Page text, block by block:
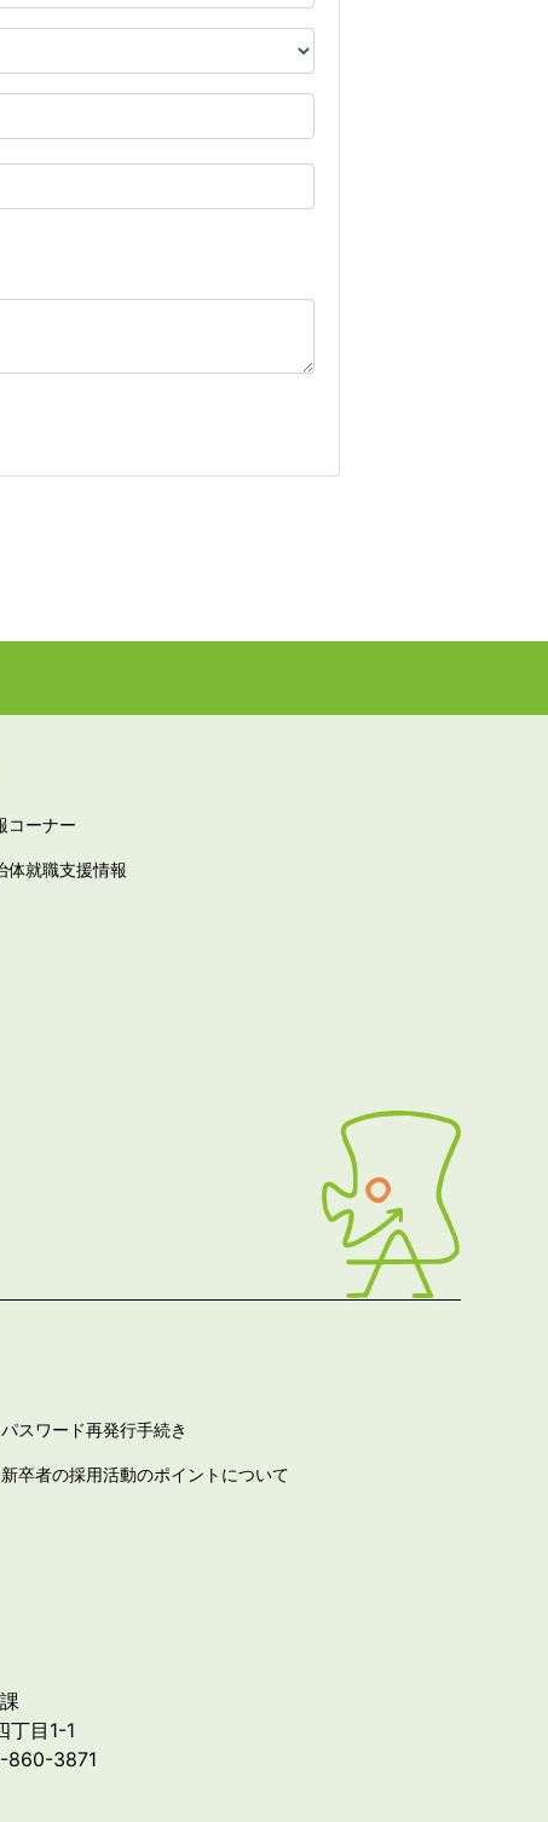
コーナー
体就職支援情報
パスワード再発行手続き
新卒者の採用活動のポイントについて
目1-1
860-3871